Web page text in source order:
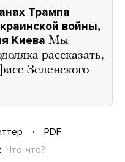
Трампа
войны,
Киева Мы
рассказать,
Зеленского
PDF
Что-что?